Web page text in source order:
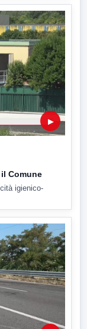
▶
Comune
igienico-